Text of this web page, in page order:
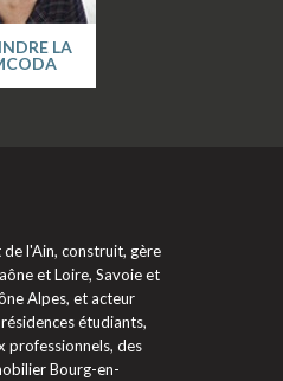
LA
l'Ain, construit, gère
et Loire, Savoie et
Alpes, et acteur
étudiants,
professionnels, des
Bourg-en-